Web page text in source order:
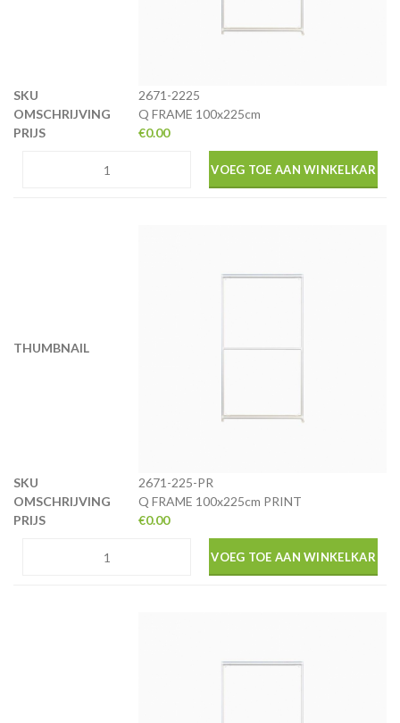
2671-2225
Q FRAME 100x225cm
€0.00
VOEG TOE AAN WINKELKAR
2671-225-PR
Q FRAME 100x225cm PRINT
€0.00
VOEG TOE AAN WINKELKAR